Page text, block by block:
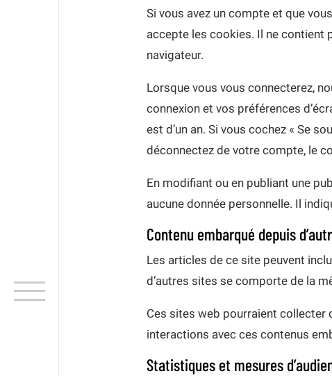
Si vous avez un compte et que
accepte les cookies. Il ne contient
navigateur.
Lorsque vous vous connecterez,
connexion et vos préférences
est d’un an. Si vous cochez « Se
déconnectez de votre compte, le
En modifiant ou en publiant une
aucune donnée personnelle. Il
Contenu embarqué depuis
Les articles de ce site peuvent
d’autres sites se comporte de la
Ces sites web pourraient collecter
interactions avec ces contenus
Statistiques et mesures